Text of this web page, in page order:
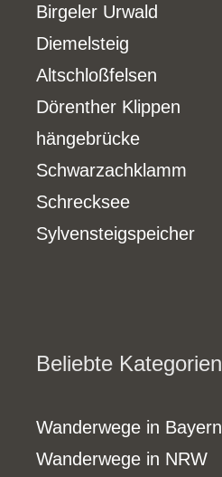
Birgeler Urwald
Diemelsteig
Altschloßfelsen
Dörenther Klippen
hängebrücke
Schwarzachklamm
Schrecksee
Sylvensteigspeicher
Beliebte Kategorien
Wanderwege in Bayern
Wanderwege in NRW